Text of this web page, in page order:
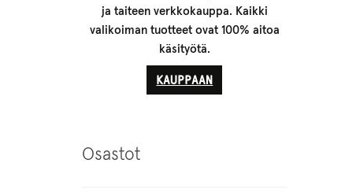
ja taiteen verkkokauppa. Kaikki
valikoiman tuotteet ovat 100% aitoa
käsityötä.
KAUPPAAN
Osastot